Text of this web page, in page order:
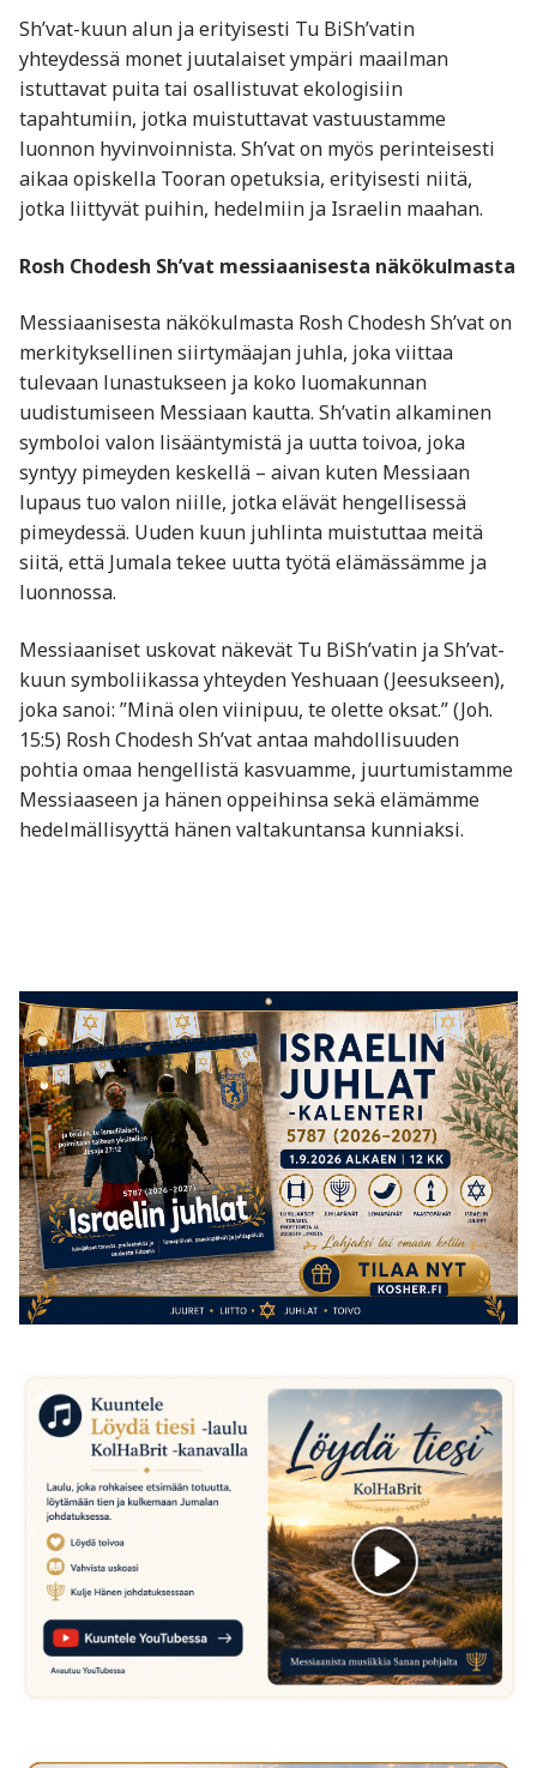
Sh’vat-kuun alun ja erityisesti Tu BiSh’vatin
yhteydessä monet juutalaiset ympäri maailman
istuttavat puita tai osallistuvat ekologisiin
tapahtumiin, jotka muistuttavat vastuustamme
luonnon hyvinvoinnista. Sh’vat on myös perinteisesti
aikaa opiskella Tooran opetuksia, erityisesti niitä,
jotka liittyvät puihin, hedelmiin ja Israelin maahan.
Rosh Chodesh Sh’vat messiaanisesta näkökulmasta
Messiaanisesta näkökulmasta Rosh Chodesh Sh’vat on
merkityksellinen siirtymäajan juhla, joka viittaa
tulevaan lunastukseen ja koko luomakunnan
uudistumiseen Messiaan kautta. Sh’vatin alkaminen
symboloi valon lisääntymistä ja uutta toivoa, joka
syntyy pimeyden keskellä – aivan kuten Messiaan
lupaus tuo valon niille, jotka elävät hengellisessä
pimeydessä. Uuden kuun juhlinta muistuttaa meitä
siitä, että Jumala tekee uutta työtä elämässämme ja
luonnossa.
Messiaaniset uskovat näkevät Tu BiSh’vatin ja Sh’vat-
kuun symboliikassa yhteyden Yeshuaan (Jeesukseen),
joka sanoi: ”Minä olen viinipuu, te olette oksat.” (Joh.
15:5) Rosh Chodesh Sh’vat antaa mahdollisuuden
pohtia omaa hengellistä kasvuamme, juurtumistamme
Messiaaseen ja hänen oppeihinsa sekä elämämme
hedelmällisyyttä hänen valtakuntansa kunniaksi.